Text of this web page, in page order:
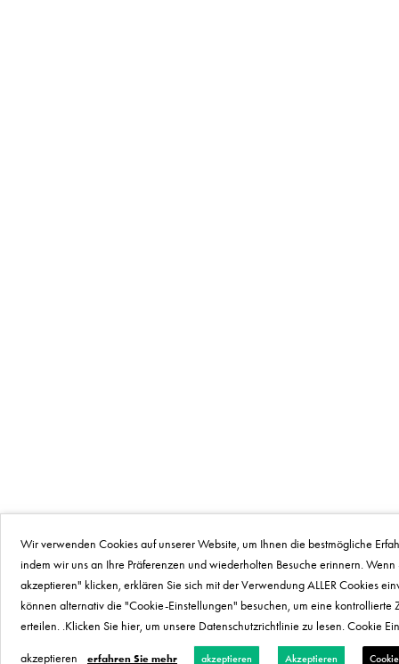
Wir verwenden Cookies auf unserer Website, um Ihnen die bestmögliche
indem wir uns an Ihre Präferenzen und wiederholten Besuche erinnern.
akzeptieren" klicken, erklären Sie sich mit der Verwendung ALLER Cookies
können alternativ die "Cookie-Einstellungen" besuchen, um eine kontrollierte
erteilen. .Klicken Sie hier, um unsere Datenschutzrichtlinie zu lesen. Cookie
akzeptieren erfahren Sie mehr akzeptieren Akzeptieren